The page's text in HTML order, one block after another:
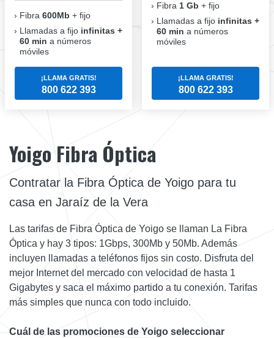
Fibra 600Mb + fijo
Llamadas a fijo infinitas +
60 min a números
móviles
¡LLAMA GRATIS!
800 622 393
Fibra 1 Gb + fijo
Llamadas a fijo infinitas +
60 min a números
móviles
¡LLAMA GRATIS!
800 622 393
Yoigo Fibra Óptica
Contratar la Fibra Óptica de Yoigo para tu
casa en Jaraíz de la Vera
Las tarifas de Fibra Óptica de Yoigo se llaman La Fibra
Óptica y hay 3 tipos: 1Gbps, 300Mb y 50Mb. Además
incluyen llamadas a teléfonos fijos sin costo. Disfruta del
mejor Internet del mercado con velocidad de hasta 1
Gigabytes y saca el máximo partido a tu conexión. Tarifas
más simples que nunca con todo incluido.
Cuál de las promociones de Yoigo seleccionar